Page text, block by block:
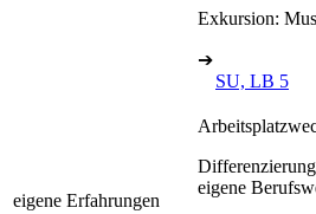
Exkursion:
➔
SU, LB 5
eigene Erfahrungen
eigene